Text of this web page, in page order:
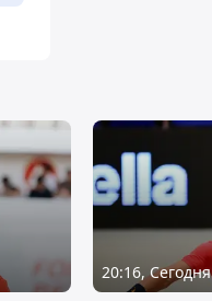
20:16, Сегодня